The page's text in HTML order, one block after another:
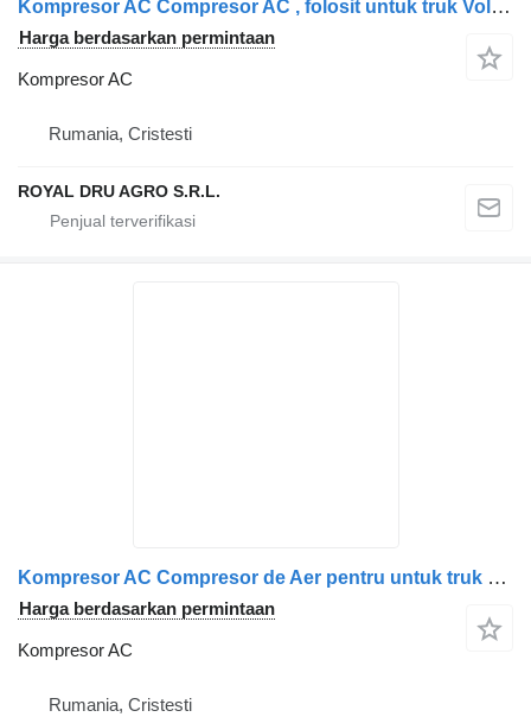
Kompresor AC Compresor AC , folosit untuk truk Volvo AB17927-001
Harga berdasarkan permintaan
Kompresor AC
Rumania, Cristesti
ROYAL DRU AGRO S.R.L.
Kompresor AC Compresor de Aer pentru untuk truk Volvo (Coduri: 85003351, 20866605, 21225199)
Harga berdasarkan permintaan
Kompresor AC
Rumania, Cristesti